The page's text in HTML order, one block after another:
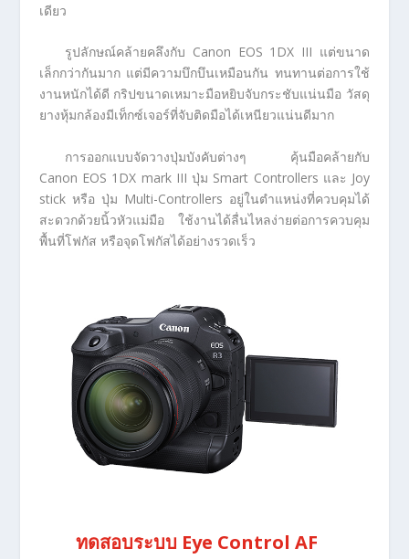
เดียว
รูปลักษณ์คล้ายคลึงกับ Canon EOS 1DX III แต่ขนาด
เล็กกว่ากันมาก แต่มีความบึกบึนเหมือนกัน ทนทานต่อการใช้
งานหนักได้ดี กริปขนาดเหมาะมือหยิบจับกระชับแน่นมือ วัสดุ
ยางหุ้มกล้องมีเท็กซ์เจอร์ที่จับติดมือได้เหนียวแน่นดีมาก
การออกแบบจัดวางปุ่มบังคับต่างๆ คุ้นมือคล้ายกับ
Canon EOS 1DX mark III ปุ่ม Smart Controllers และ Joy
stick หรือ ปุ่ม Multi-Controllers อยู่ในตำแหน่งที่ควบคุมได้
สะดวกด้วยนิ้วหัวแม่มือ ใช้งานได้ลื่นไหลง่ายต่อการควบคุม
พื้นที่โฟกัส หรือจุดโฟกัสได้อย่างรวดเร็ว
ทดสอบระบบ Eye Control AF